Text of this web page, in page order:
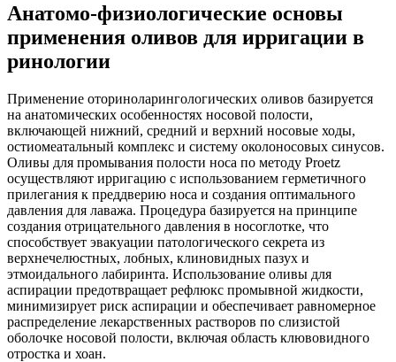
Анатомо-физиологические основы
применения оливов для ирригации в
ринологии
Применение оториноларингологических оливов базируется
на анатомических особенностях носовой полости,
включающей нижний, средний и верхний носовые ходы,
остиомеатальный комплекс и систему околоносовых синусов.
Оливы для промывания полости носа по методу Proetz
осуществляют ирригацию с использованием герметичного
прилегания к преддверию носа и создания оптимального
давления для лаважа. Процедура базируется на принципе
создания отрицательного давления в носоглотке, что
способствует эвакуации патологического секрета из
верхнечелюстных, лобных, клиновидных пазух и
этмоидального лабиринта. Использование оливы для
аспирации предотвращает рефлюкс промывной жидкости,
минимизирует риск аспирации и обеспечивает равномерное
распределение лекарственных растворов по слизистой
оболочке носовой полости, включая область клювовидного
отростка и хоан.